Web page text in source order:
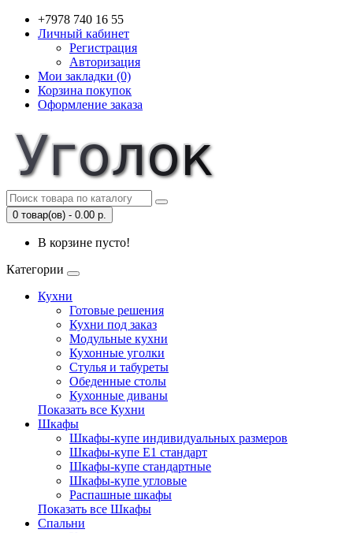
+7978 740 16 55
Личный кабинет
Регистрация
Авторизация
Мои закладки (0)
Корзина покупок
Оформление заказа
0 товар(ов) - 0.00 р.
В корзине пусто!
Категории
Кухни
Готовые решения
Кухни под заказ
Модульные кухни
Кухонные уголки
Стулья и табуреты
Обеденные столы
Кухонные диваны
Показать все Кухни
Шкафы
Шкафы-купе индивидуальных размеров
Шкафы-купе Е1 стандарт
Шкафы-купе стандартные
Шкафы-купе угловые
Распашные шкафы
Показать все Шкафы
Спальни